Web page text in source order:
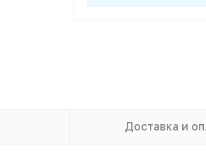
Доставка и